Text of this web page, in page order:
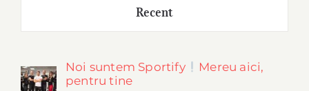
Recent
Noi suntem Sportify
Mereu aici,
pentru tine